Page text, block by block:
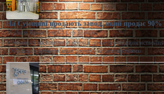
На Сумщині продають завод, який продає 90%
Діана Ярмоленко
Сер 7, 2026
У Конотопі виставили на продаж діюче агропідприємство/
100% корпоративних прав діючого агропереробного